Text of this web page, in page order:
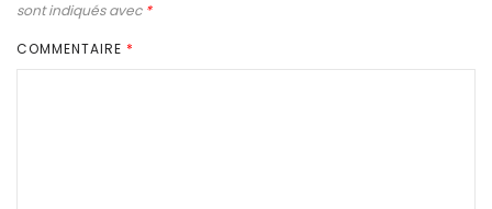
sont indiqués avec *
COMMENTAIRE *